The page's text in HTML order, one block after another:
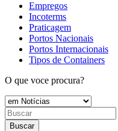
Empregos
Incoterms
Praticagem
Portos Nacionais
Portos Internacionais
Tipos de Containers
O que voce procura?
Buscar